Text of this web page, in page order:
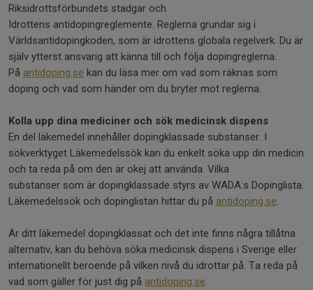
Riksidrottsförbundets stadgar och
Idrottens antidopingreglemente. Reglerna grundar sig i
Världsantidopingkoden, som är idrottens globala regelverk. Du är
själv ytterst ansvarig att känna till och följa dopingreglerna.
På antidoping.se kan du läsa mer om vad som räknas som
doping och vad som händer om du bryter mot reglerna.
Kolla upp dina mediciner och sök medicinsk dispens
En del läkemedel innehåller dopingklassade substanser. I
sökverktyget Läkemedelssök kan du enkelt söka upp din medicin
och ta reda på om den är okej att använda. Vilka
substanser som är dopingklassade styrs av WADA:s Dopinglista.
Läkemedelssök och dopinglistan hittar du på antidoping.se.
Är ditt läkemedel dopingklassat och det inte finns några tillåtna
alternativ, kan du behöva söka medicinsk dispens i Sverige eller
internationellt beroende på vilken nivå du idrottar på. Ta reda på
vad som gäller för just dig på antidoping.se.